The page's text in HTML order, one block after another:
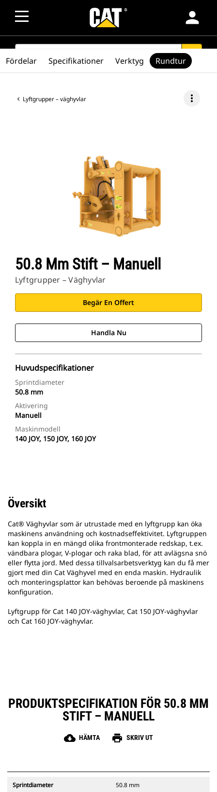
person
SEARCH search
Lyftgrupper – väghyvlar more_vert
50.8 Mm Stift – Manuell
Lyftgrupper – Väghyvlar
Begär En Offert
Handla Nu
Huvudspecifikationer
Sprintdiameter
50.8 mm
Aktivering
Manuell
Maskinmodell
140 JOY, 150 JOY, 160 JOY
Fördelar Specifikationer Verktyg Rundtur
Översikt
Cat® Väghyvlar som är utrustade med en lyftgrupp kan öka
maskinens användning och kostnadseffektivitet. Lyftgruppen
kan koppla in en mängd olika frontmonterade redskap, t.ex.
vändbara plogar, V-plogar och raka blad, för att avlägsna snö
eller flytta jord. Med dessa tillvalsarbetsverktyg kan du få mer
gjort med din Cat Väghyvel med en enda maskin. Hydraulik
och monteringsplattor kan behövas beroende på maskinens
konfiguration.
Lyftgrupp för Cat 140 JOY-väghyvlar, Cat 150 JOY-väghyvlar
och Cat 160 JOY-väghyvlar.
PRODUKTSPECIFIKATION FÖR 50.8 MM
STIFT – MANUELL
cloud_download HÄMTA print SKRIV UT
Sprintdiameter 50.8 mm